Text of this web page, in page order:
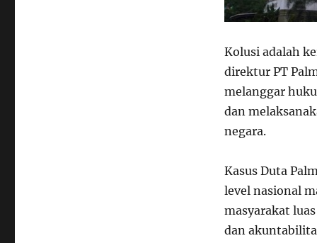
Kolusi adalah
direktur PT
melanggar
dan
negara.
Kasus Duta
level nasional
masyarakat
dan